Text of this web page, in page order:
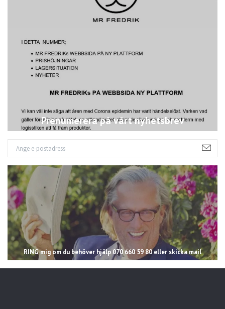
Prenumerera på vårt nyhetsbrev
RING mig om du behöver hjälp 070 660 59 80 eller skicka mail